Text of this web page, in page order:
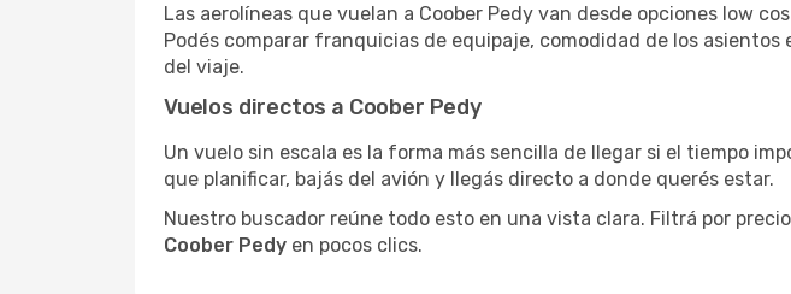
Las aerolíneas que vuelan a Coober Pedy van desde opciones low
Podés comparar franquicias de equipaje, comodidad de los
del viaje.
Vuelos directos a Coober Pedy
Un vuelo sin escala es la forma más sencilla de llegar si el tiempo
que planificar, bajás del avión y llegás directo a donde querés estar.
Nuestro buscador reúne todo esto en una vista clara. Filtrá por
Coober Pedy en pocos clics.